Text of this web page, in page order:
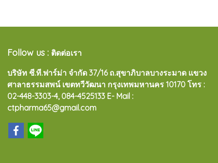
Follow us : ติดต่อเรา
บริษัท ซี.ที.ฟาร์ม่า จำกัด 37/16 ถ.สุขาภิบาลบางระมาด แขวง
ศาลาธรรมสพน์ เขตทวีวัฒนา กรุงเทพมหานคร 10170 โทร :
02-448-3303-4, 084-4525133 E- Mail :
ctpharma65@gmail.com